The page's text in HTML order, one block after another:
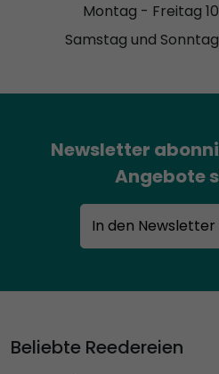
Montag - Freitag
Samstag und Sonntag
Newsletter
Angebote
In den
Beliebte Reedereien